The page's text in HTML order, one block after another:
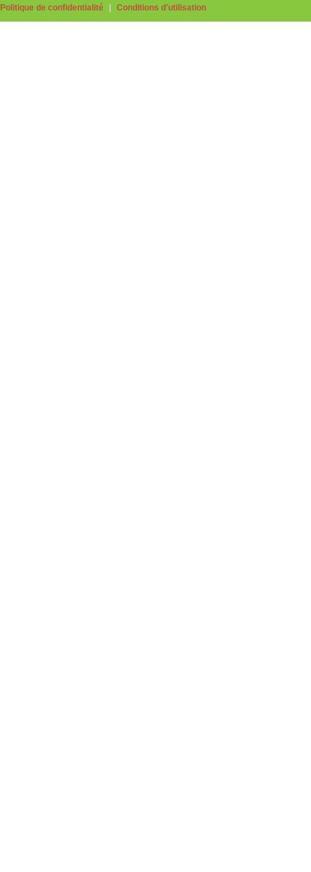
Politique de confidentialité
Conditions d'utilisation